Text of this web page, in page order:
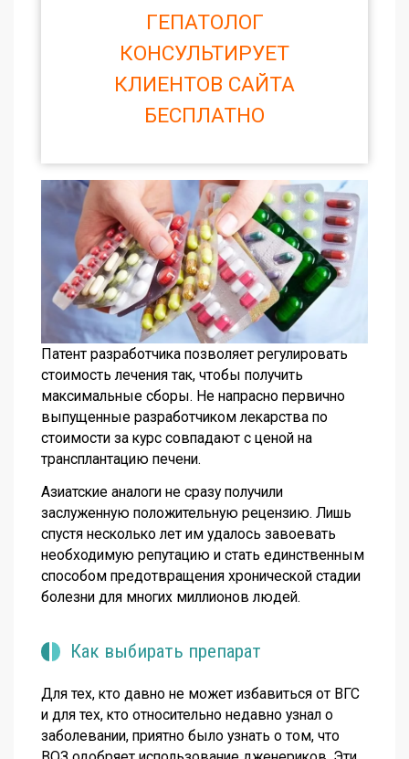
ГЕПАТОЛОГ
КОНСУЛЬТИРУЕТ
КЛИЕНТОВ САЙТА
БЕСПЛАТНО
Патент разработчика позволяет регулировать
стоимость лечения так, чтобы получить
максимальные сборы. Не напрасно первично
выпущенные разработчиком лекарства по
стоимости за курс совпадают с ценой на
трансплантацию печени.
Азиатские аналоги не сразу получили
заслуженную положительную рецензию. Лишь
спустя несколько лет им удалось завоевать
необходимую репутацию и стать единственным
способом предотвращения хронической стадии
болезни для многих миллионов людей.
Как выбирать препарат
Для тех, кто давно не может избавиться от ВГС
и для тех, кто относительно недавно узнал о
заболевании, приятно было узнать о том, что